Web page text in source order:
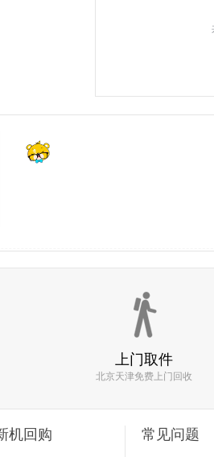
上门取件
北京天津免费上门回收
常见问题
机回购